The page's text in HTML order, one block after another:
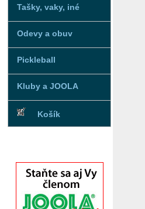
Tašky, vaky, iné
Odevy a obuv
Pickleball
Kluby a JOOLA
Košík